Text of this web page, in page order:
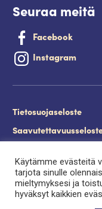
Seuraa meitä
Facebook
Instagram
Tietosuojaseloste
Palveluntuottajan
Käytämme evästeitä
tarjota sinulle
mieltymyksesi ja
hyväksyt kaikkien